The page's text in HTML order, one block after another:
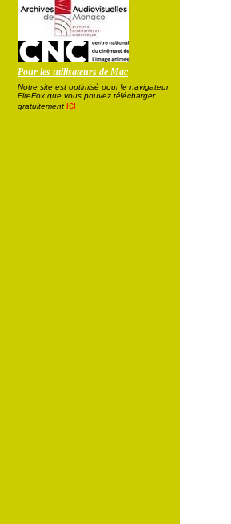
Pour les utilisateurs de Mac
Notre site est optimisé pour le navigateur
FireFox que vous pouvez télécharger
gratuitement ici